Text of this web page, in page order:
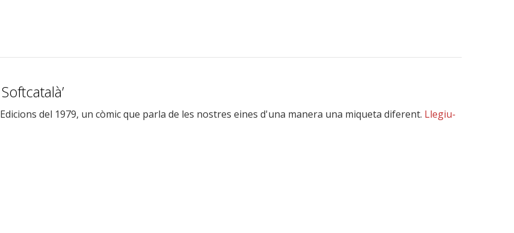
del 1979, un còmic que parla de les nostres eines d'una manera una miqueta diferent. Llegiu-